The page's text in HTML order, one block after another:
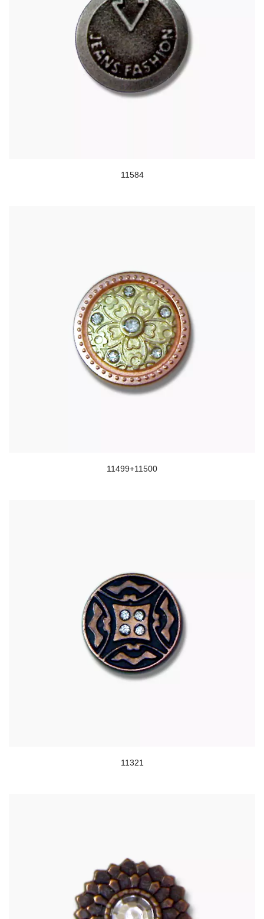
11584
11499+11500
11321